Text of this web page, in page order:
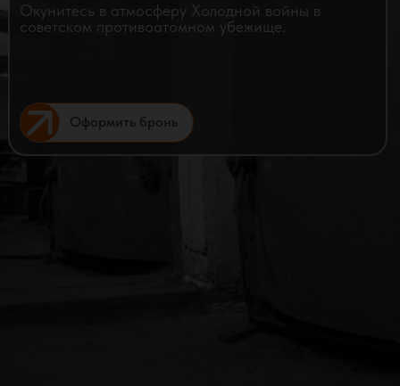
Окунитесь в атмосферу Холодной войны в
советском противоатомном убежище.
Оформить бронь